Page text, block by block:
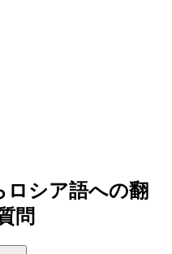
ロシア語への翻
問